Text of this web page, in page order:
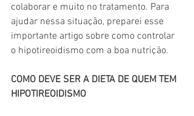
colaborar e muito no tratamento. Para
ajudar nessa situação, preparei esse
importante artigo sobre como controlar
o hipotireoidismo com a boa nutrição.
COMO DEVE SER A DIETA DE QUEM TEM
HIPOTIREOIDISMO